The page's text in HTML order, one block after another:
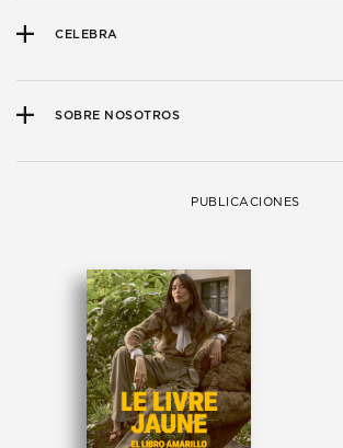
CELEBRA
SOBRE NOSOTROS
PUBLICACIONES